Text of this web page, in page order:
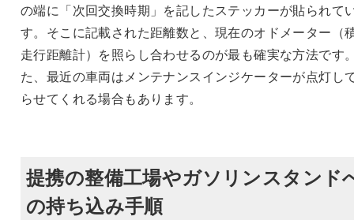
の端に「次回交換時期」を記したステッカーが貼られて
す。そこに記載された距離数と、現在のオドメーター（
走行距離計）を照らし合わせるのが最も確実な方法です
た、最近の車両はメンテナンスインジケーターが点灯し
らせてくれる場合もあります。
提携の整備工場やガソリンスタンド
の持ち込み手順